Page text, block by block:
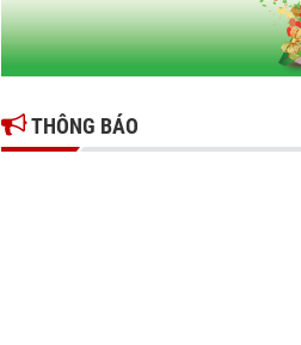
Hiệp hội doanh nghiệp tỉnh Hưng
nhật chính sách thuế mới và phòng
ro thuế cho doanh nghiệp
THÔNG BÁO